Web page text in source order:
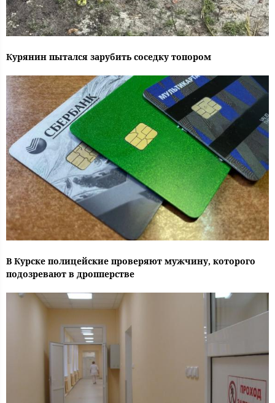
Курянин пытался зарубить соседку топором
В Курске полицейские проверяют мужчину, которого
подозревают в дропперстве